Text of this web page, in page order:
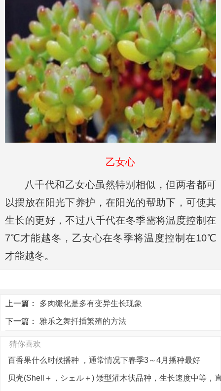
乙女心
八千代和乙女心虽然特别相似，但两者都可
以摆放在阳光下养护，在阳光的帮助下，可使其
生长的更好，不过八千代在冬季需将温度控制在
7℃才能越冬，乙女心在冬季将温度控制在10℃
才能越冬。
上一篇： 多肉缀化是多有变异生长现象
下一篇： 雅乐之舞扦插繁殖的方法
猜你喜欢
百香果什么时候播种 ，通常情况下春季3～4月播种最好
贝壳(Shell＋，シェル＋) 矮型灌木状品种，生长速度中等，